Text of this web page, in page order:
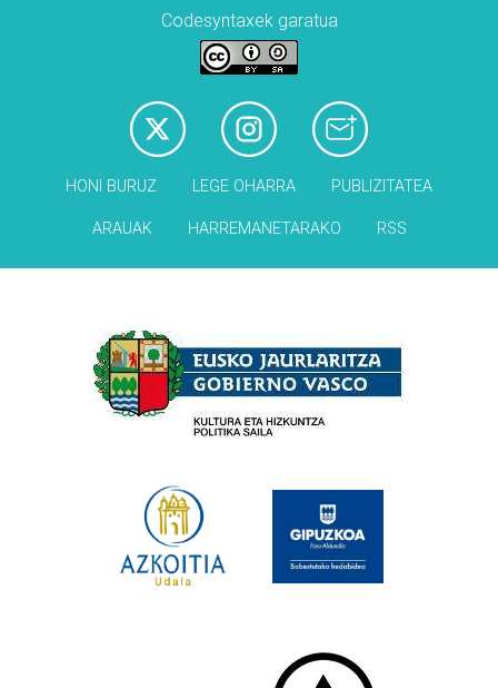
Codesyntaxek garatua
HONI BURUZ LEGE OHARRA PUBLIZITATEA
ARAUAK HARREMANETARAKO RSS